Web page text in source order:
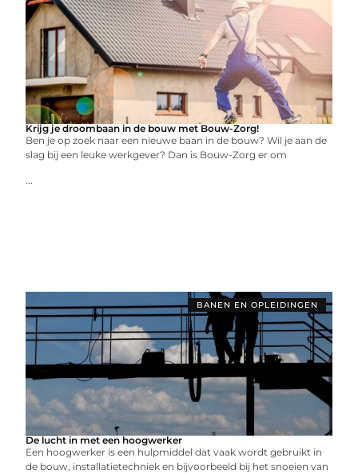
Krijg je droombaan in de bouw met Bouw-Zorg!
Ben je op zoek naar een nieuwe baan in de bouw? Wil je aan de
slag bij een leuke werkgever? Dan is Bouw-Zorg er om
...
BANEN EN OPLEIDINGEN
De lucht in met een hoogwerker
Een hoogwerker is een hulpmiddel dat vaak wordt gebruikt in
de bouw, installatietechniek en bijvoorbeeld bij het snoeien van